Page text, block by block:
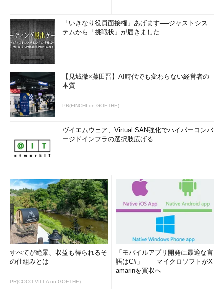
「いきなり役員面接権」あげます──ジャストシス
テムから「挑戦状」が届きました
【見城徹×藤田晋】AI時代でも変わらない経営者の
本質
PR(FINCHI on GOETHE)
ヴイエムウェア、Virtual SAN強化でハイパーコンバ
ージドインフラの選択肢広げる
すべてが絶景、収益も得られるそ
の仕組みとは
PR(COCO VILLA on GOETHE)
「モバイルアプリ開発に最適な言
語はC#」――マイクロソフトがX
amarinを買収へ